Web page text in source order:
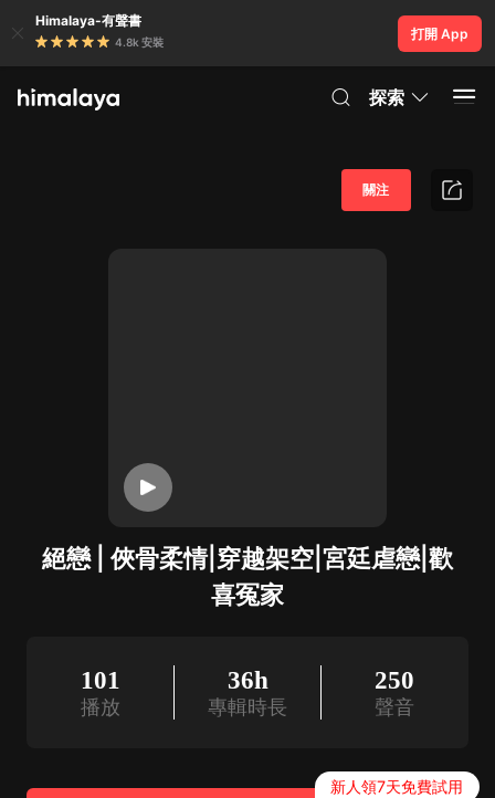
Himalaya-有聲書
4.8k 安裝
打開 App
探索
絕戀 | 俠骨柔情|穿越架空|宮廷虐戀|歡
喜冤家
關注
101
播放
36h
專輯時長
250
聲音
新人領7天免費試用